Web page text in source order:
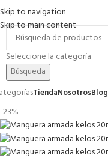
Skip to navigation
Skip to main content
ContactoFAQs
Seleccione la categoría
Búsqueda
TiendaNosotrosBlog
-23%